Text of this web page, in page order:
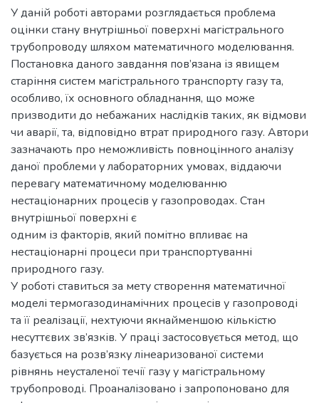
У даній роботі авторами розглядається проблема
оцінки стану внутрішньої поверхні магістрального
трубопроводу шляхом математичного моделювання.
Постановка даного завдання пов’язана із явищем
старіння систем магістрального транспорту газу та,
особливо, їх основного обладнання, що може
призводити до небажаних наслідків таких, як відмови
чи аварії, та, відповідно втрат природного газу. Автори
зазначають про неможливість повноцінного аналізу
даної проблеми у лабораторних умовах, віддаючи
перевагу математичному моделюванню
нестаціонарних процесів у газопроводах. Стан
внутрішньої поверхні є
одним із факторів, який помітно впливає на
нестаціонарні процеси при транспортуванні
природного газу.
У роботі ставиться за мету створення математичної
моделі термогазодинамічних процесів у газопроводі
та її реалізації, нехтуючи якнайменшою кількістю
несуттєвих зв’язків. У праці застосовується метод, що
базується на розв’язку лінеаризованої системи
рівнянь неусталеної течії газу у магістральному
трубопроводі. Проаналізовано і запропоновано для